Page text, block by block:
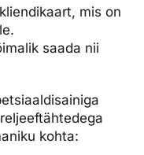
mis on
saada nii
kohta: